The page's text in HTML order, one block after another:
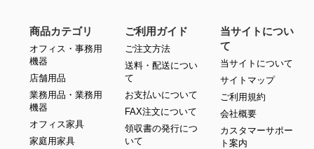
商品カテゴリ
オフィス・事務用
機器
店舗用品
業務用品・業務用
機器
オフィス家具
家庭用家具
ご利用ガイド
ご注文方法
送料・配送につい
て
お支払いについて
FAX注文について
領収書の発行につ
いて
当サイトについ
て
当サイトについて
サイトマップ
ご利用規約
会社概要
カスタマーサポー
ト案内